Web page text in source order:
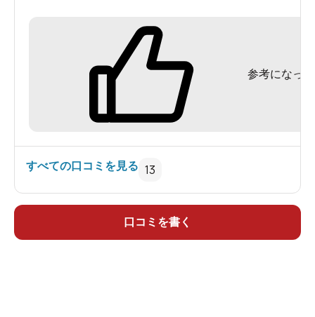
ました。私と入れ替えって感じで堪能されたと思
います。また行きたいです。
参考になった
すべての口コミを見る 13
口コミを書く